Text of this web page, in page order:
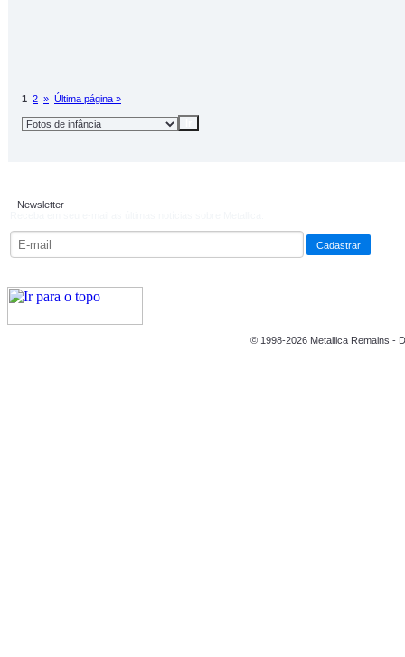
1 2 » Última página »
Newsletter
© 1998-2026 Metallica Remains -